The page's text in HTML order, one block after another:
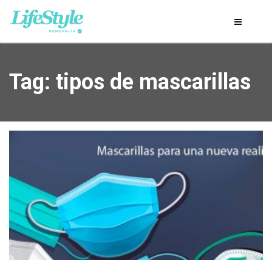
Tag: tipos de mascarillas